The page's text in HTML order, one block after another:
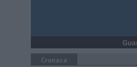
Cronaca